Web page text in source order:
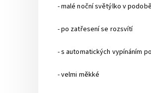
- malé noční světýlko v
- po zatřesení se rozsvítí
- s automatických vypínáním
- velmi měkké